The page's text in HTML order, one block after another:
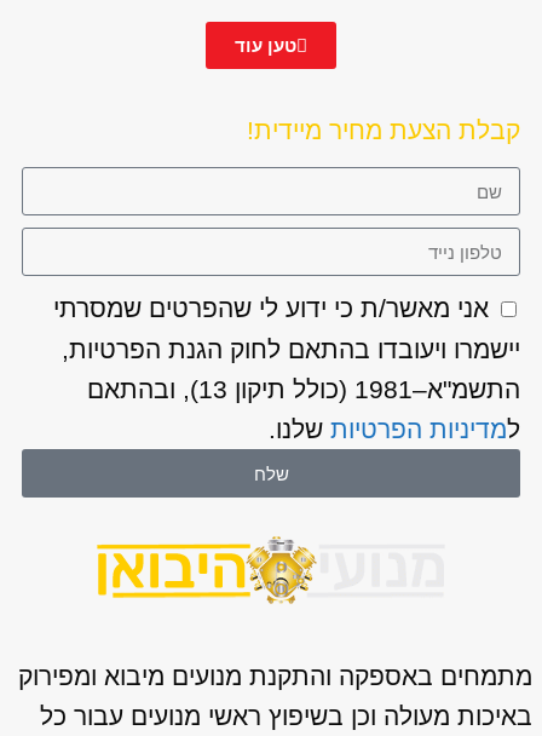
טען עוד
קבלת הצעת מחיר מיידית!
אני מאשר/ת כי ידוע לי שהפרטים שמסרתי
יישמרו ויעובדו בהתאם לחוק הגנת הפרטיות,
התשמ"א–1981 (כולל תיקון 13), ובהתאם
למדיניות הפרטיותשלנו.
שלח
מתמחים באספקה והתקנת מנועים מיבוא ומפירוק
באיכות מעולה וכן בשיפוץ ראשי מנועים עבור כל